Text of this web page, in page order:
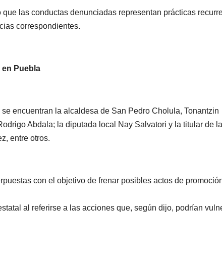
las conductas denunciadas representan prácticas
correspondientes.
Puebla
encuentran la alcaldesa de San Pedro Cholula, Tonantzin
Abdala; la diputada local Nay Salvatori y la titular de la
entre otros.
con el objetivo de frenar posibles actos de
al referirse a las acciones que, según dijo, podrían
tradicional
que conquista
de Ixtapa-
04/08/2026 VERÓNICA
ANDRADE CRUZ
edición
30/07/2026